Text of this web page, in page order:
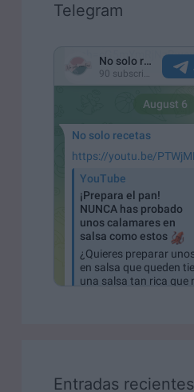
Telegram
Entradas recientes